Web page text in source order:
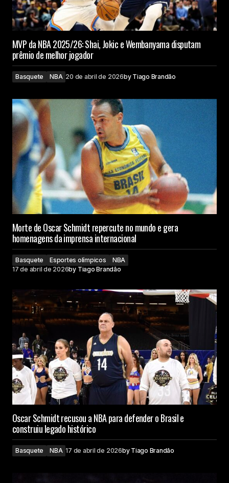
MVP da NBA 2025/26: Shai, Jokic e Wembanyama disputam
prêmio de melhor jogador
Basquete NBA 20 de abril de 2026by Tiago Brandão
Morte de Oscar Schmidt repercute no mundo e gera
homenagens da imprensa internacional
Basquete Esportes olímpicos
NBA
17 de abril de 2026by Tiago Brandão
Oscar Schmidt recusou a NBA para defender o Brasil e
construiu legado histórico
Basquete NBA 17 de abril de 2026by Tiago Brandão